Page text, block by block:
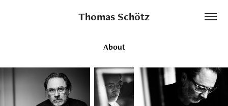
Thomas Schötz
About